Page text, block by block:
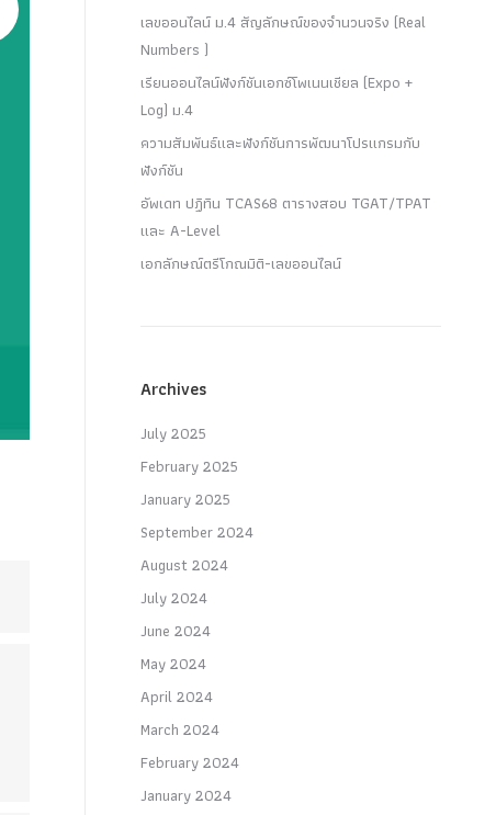
เลขออนไลน์ ม.4 สัญลักษณ์ของจำนวนจริง (Real
Numbers )
เรียนออนไลน์ฟังก์ชันเอกซ์โพเนนเชียล (Expo +
Log) ม.4
ความสัมพันธ์และฟังก์ชันการพัฒนาโปรแกรมกับ
ฟังก์ชัน
อัพเดท ปฏิทิน TCAS68 ตารางสอบ TGAT/TPAT
และ A-Level
เอกลักษณ์ตรีโกณมิติ-เลขออนไลน์
Archives
July 2025
February 2025
January 2025
September 2024
August 2024
July 2024
June 2024
May 2024
April 2024
March 2024
February 2024
January 2024